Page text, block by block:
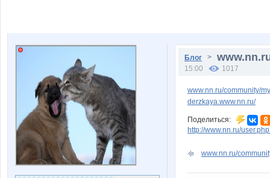
Блог >
15:00 1017
www.nn.ru/community/
derzkaya.www.nn.ru/
Поделиться:
http://www.nn.ru/
www.nn.ru/